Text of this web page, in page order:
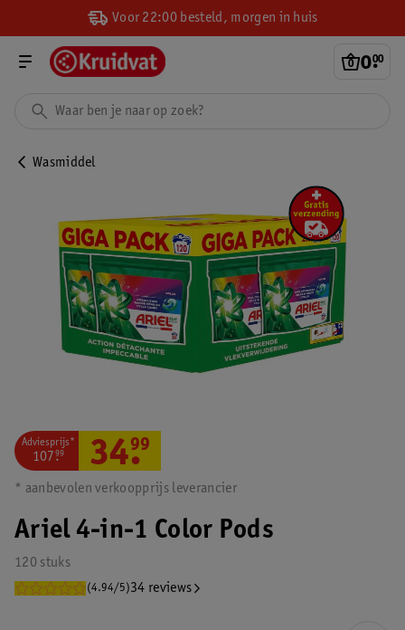
Voor 22:00 besteld, morgen in huis
0.
00
Wasmiddel
Ariel 4-in-1 Color Pods
120 stuks
(4.94/5)34 reviews
Adviesprijs*
107.
99 34.
99
* aanbevolen verkoopprijs leverancier